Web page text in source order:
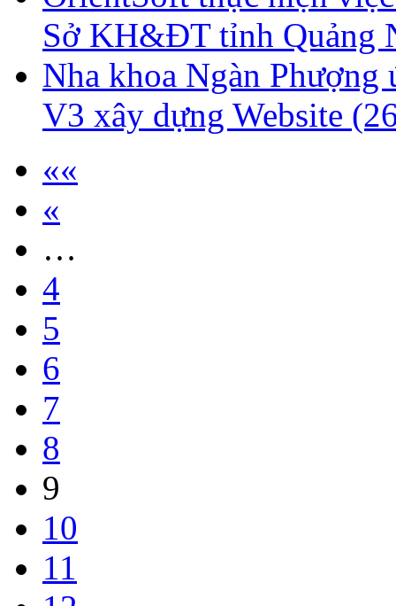
Sở KH&ĐT tỉnh Quảng
Nha khoa Ngàn Phượng
V3 xây dựng Website
««
«
…
4
5
6
7
8
9
10
11